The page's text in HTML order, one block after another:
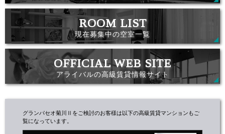
現在募集中の空室一覧
アライバルの高級賃貸情報サイト
グランパセオ菊川Ⅱをご検討のお客様は以下の高級賃貸マンションもご
覧になっています。